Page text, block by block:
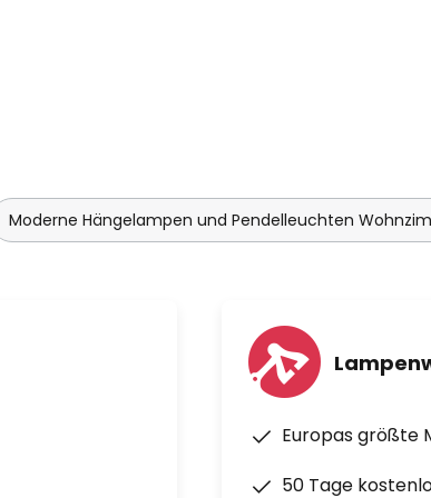
Moderne Hängelampen und Pendelleuchten
Europas größte
50 Tage